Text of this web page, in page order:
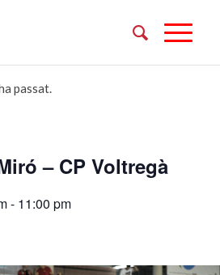
passat.
– CP Voltregà
- 11:00 pm